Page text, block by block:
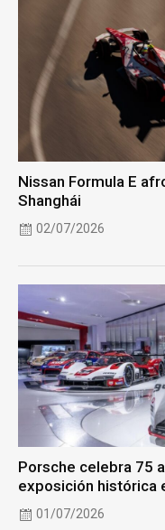
Nissan Formula E
Shanghái
02/07/2026
Porsche celebra 75
exposición histórica
01/07/2026